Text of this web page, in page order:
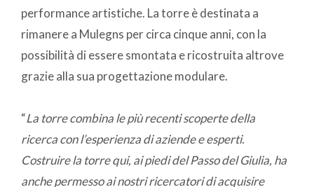
performance artistiche. La torre è destinata a
rimanere a Mulegns per circa cinque anni, con la
possibilità di essere smontata e ricostruita altrove
grazie alla sua progettazione modulare.
“La torre combina le più recenti scoperte della
ricerca con l’esperienza di aziende e esperti.
Costruire la torre qui, ai piedi del Passo del Giulia, ha
anche permesso ai nostri ricercatori di acquisire